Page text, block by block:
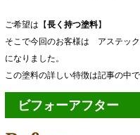
ご希望は【長く持つ塗料】
そこで今回のお客様は アステッ
になりました。
この塗料の詳しい特徴は記事の中
ビフォーアフター